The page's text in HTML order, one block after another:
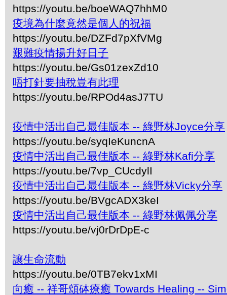
https://youtu.be/boeWAQ7hhM0
疫境為什麼竟然是個人的祝福
https://youtu.be/DZFd7pXfVMg
艱難疫情揚升好日子
https://youtu.be/Gs01zexZd10
唔打針要抽稅豈有此理
https://youtu.be/RPOd4asJ7TU
疫情中活出自己最佳版本 -- 綠野林Joyce分享
https://youtu.be/syqIeKuncnA
疫情中活出自己最佳版本 -- 綠野林Kafi分享
https://youtu.be/7vp_CUcdylI
疫情中活出自己最佳版本 -- 綠野林Vicky分享
https://youtu.be/BVgcADX3keI
疫情中活出自己最佳版本 -- 綠野林佩佩分享
https://youtu.be/vj0rDrDpE-c
讓生命流動
https://youtu.be/0TB7ekv1xMI
向癒 -- 祥哥頌砵療癒 Towards Healing --